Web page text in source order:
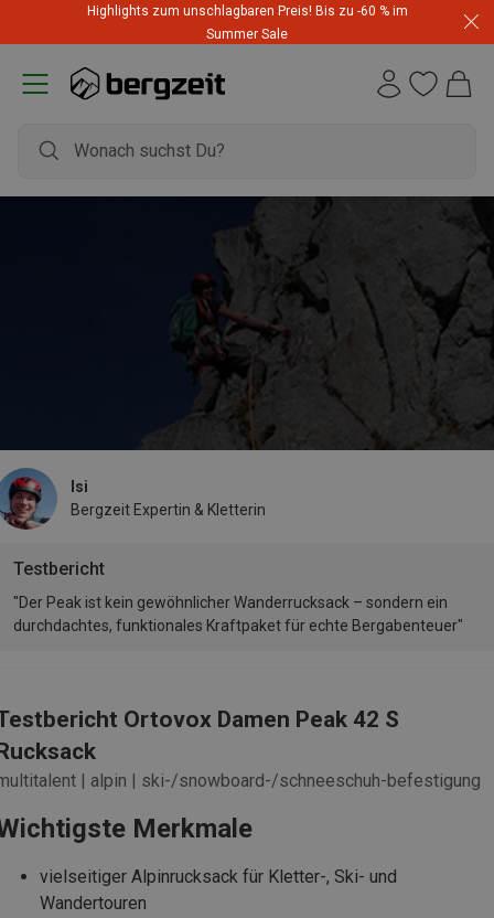
Highlights zum unschlagbaren Preis! Bis zu -60 % im
Summer Sale
Testbericht
Isi
Bergzeit Expertin & Kletterin
"Der Peak ist kein gewöhnlicher Wanderrucksack – sondern ein
durchdachtes, funktionales Kraftpaket für echte Bergabenteuer"
Ortovox Damen Peak 42 S
| alpin | ski-/snowboard-/schneeschuh-befestigung
Merkmale
vielseitiger Alpinrucksack für Kletter-, Ski- und
Wandertouren